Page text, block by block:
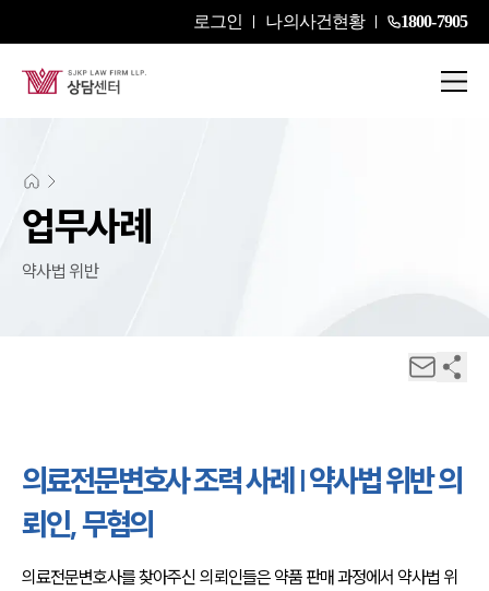
로그인 나의사건현황 1800-7905
업무사례
약사법 위반
의료전문변호사 조력 사례 | 약사법 위반 의
뢰인, 무혐의
의료전문변호사를 찾아주신 의뢰인들은 약품 판매 과정에서 약사법 위